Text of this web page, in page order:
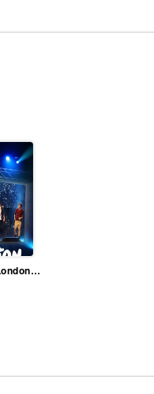
Itunes Festival: London 2012